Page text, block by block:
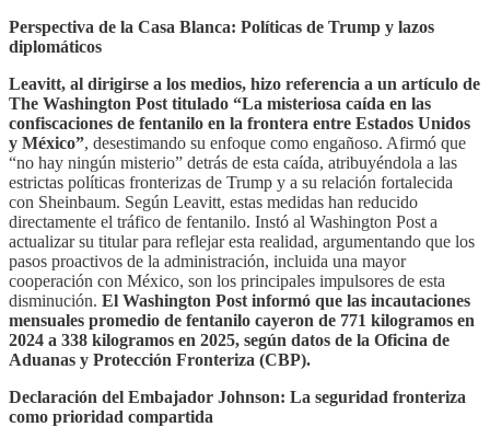
Perspectiva de la Casa Blanca: Políticas de Trump y lazos
diplomáticos
Leavitt, al dirigirse a los medios, hizo referencia a un artículo de
The Washington Post titulado “La misteriosa caída en las
confiscaciones de fentanilo en la frontera entre Estados Unidos
y México”, desestimando su enfoque como engañoso. Afirmó que
“no hay ningún misterio” detrás de esta caída, atribuyéndola a las
estrictas políticas fronterizas de Trump y a su relación fortalecida
con Sheinbaum. Según Leavitt, estas medidas han reducido
directamente el tráfico de fentanilo. Instó al Washington Post a
actualizar su titular para reflejar esta realidad, argumentando que los
pasos proactivos de la administración, incluida una mayor
cooperación con México, son los principales impulsores de esta
disminución. El Washington Post informó que las incautaciones
mensuales promedio de fentanilo cayeron de 771 kilogramos en
2024 a 338 kilogramos en 2025, según datos de la Oficina de
Aduanas y Protección Fronteriza (CBP).
Declaración del Embajador Johnson: La seguridad fronteriza
como prioridad compartida